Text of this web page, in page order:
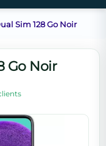
Sim 128 Go Noir
Go Noir